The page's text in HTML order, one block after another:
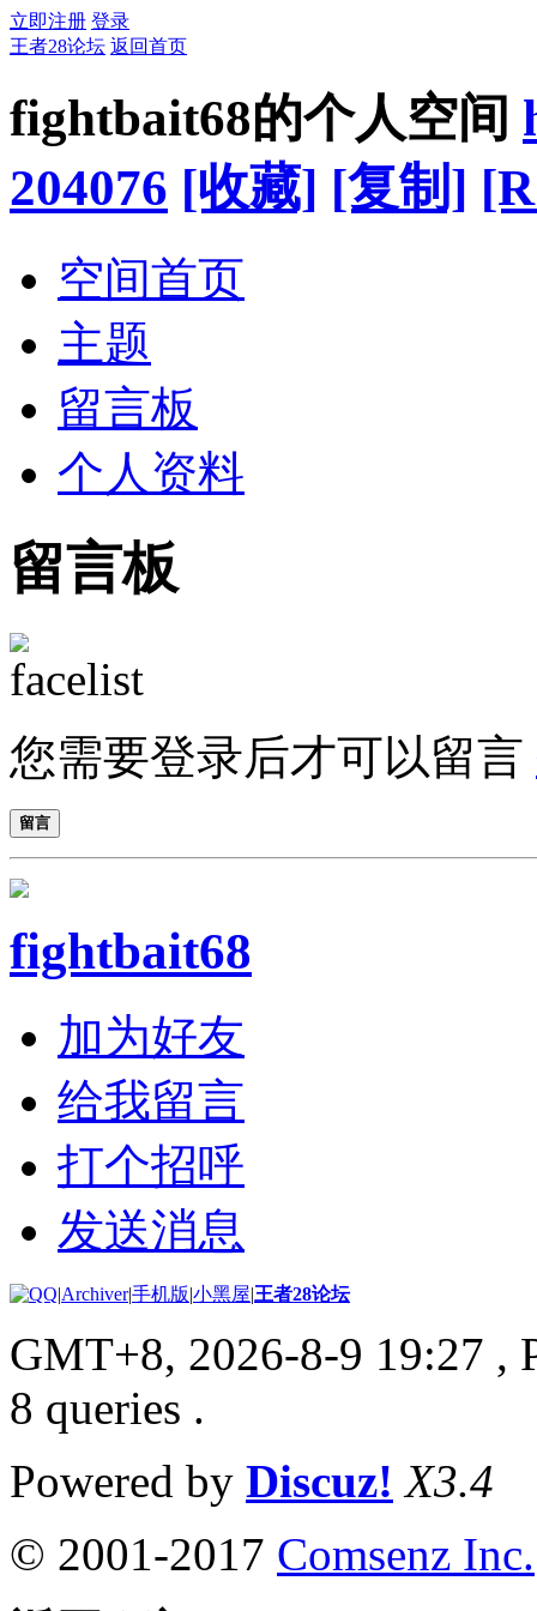
立即注册 登录
王者28论坛 返回首页
fightbait68的个人空间
204076 [收藏] [复制]
空间首页
主题
留言板
个人资料
留言板
您需要登录后才可以留言
留言
fightbait68
加为好友
给我留言
打个招呼
发送消息
|Archiver|手机版|小黑屋|王者28论坛
GMT+8, 2026-8-9 19:27 ,
8 queries .
Powered by Discuz! X3.4
© 2001-2017 Comsenz Inc.